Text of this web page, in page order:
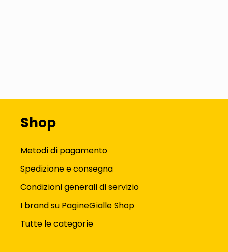
Shop
Metodi di pagamento
Spedizione e consegna
Condizioni generali di servizio
I brand su PagineGialle Shop
Tutte le categorie